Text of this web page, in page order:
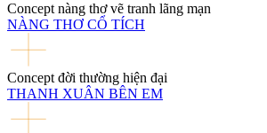
Concept nàng thơ vẽ tranh lãng mạn
NÀNG THƠ CỔ TÍCH
Concept đời thường hiện đại
THANH XUÂN BÊN EM